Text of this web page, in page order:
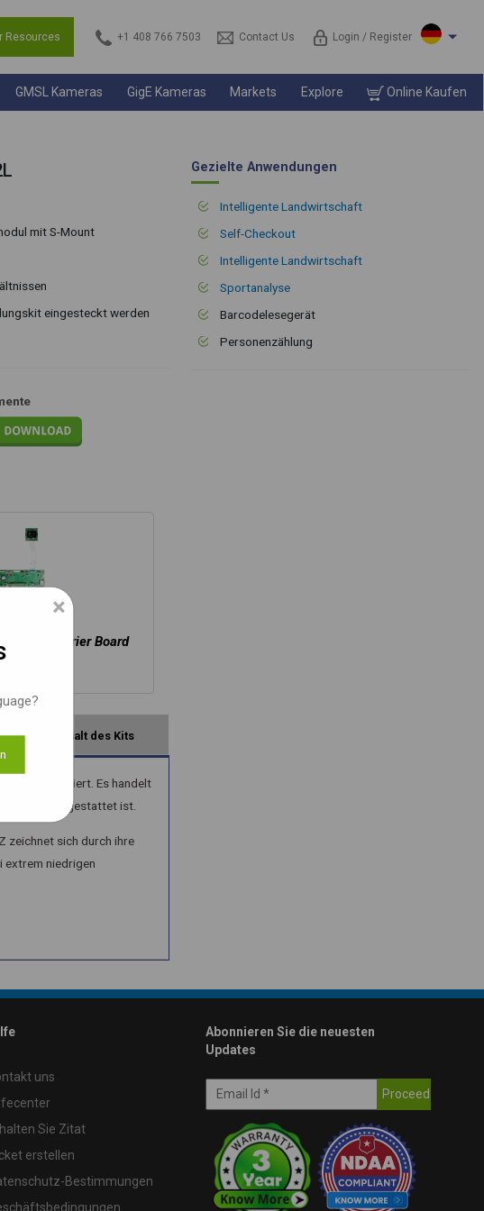
Resources +1 408 766 7503 Contact Us Login / Register
GMSL Kameras GigE Kameras Markets Explore Online Kaufen
mit S-Mount
eingesteckt werden
Carrier Board
Inhalt des Kits
basiert. Es handelt
ausgestattet ist.
zeichnet sich durch ihre
extrem niedrigen
Gezielte Anwendungen
Intelligente Landwirtschaft
Self-Checkout
Intelligente Landwirtschaft
Sportanalyse
Barcodelesegerät
Personenzählung
uns
Sie Zitat
erstellen
Bestimmungen
Abonnieren Sie die neuesten
Updates
×